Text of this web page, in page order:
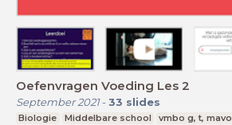
Oefenvragen Voeding Les 2
September 2021- 33 slides
Biologie Middelbare school vmbo g, t, mavo